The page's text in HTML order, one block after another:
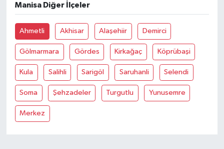
Manisa Diğer İlçeler
Ahmetli Akhisar Alaşehiir Demirci
Gölmarmara Gördes Kirkağaç Köprübaşi
Kula Salihli Sarigöl Saruhanli Selendi
Soma Şehzadeler Turgutlu Yunusemre
Merkez